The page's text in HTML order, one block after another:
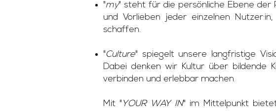
"my" steht für die persönliche Ebene der
und Vorlieben jeder einzelnen
schaffen. ​​
"Culture" spiegelt unsere langfristige
Dabei denken wir Kultur über bildende
verbinden und erlebbar machen.
Mit " YOUR WAY IN" im Mittelpunkt